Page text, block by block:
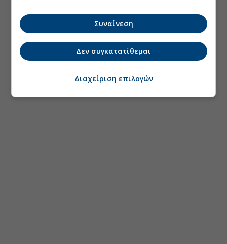
Συναίνεση
Δεν συγκατατίθεμαι
Διαχείριση επιλογών